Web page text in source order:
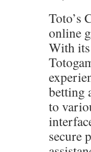
Toto’s
online
With
betting
to
secure